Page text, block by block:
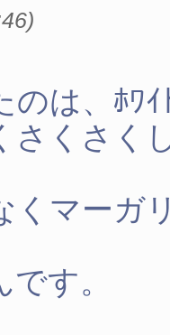
)
のは、ﾎﾜｲ
さくさく
くマーガ
す。